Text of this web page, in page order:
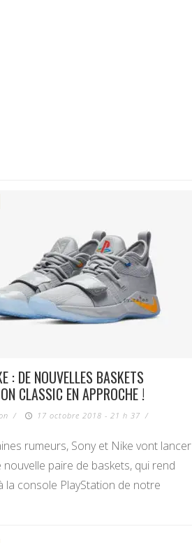
: DE NOUVELLES BASKETS
CLASSIC EN APPROCHE !
/ 17 octobre 2018 - 21 h 37 /
rumeurs, Sony et Nike vont lancer
paire de baskets, qui rend
la console PlayStation de notre